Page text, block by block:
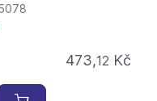
473,12 Kč